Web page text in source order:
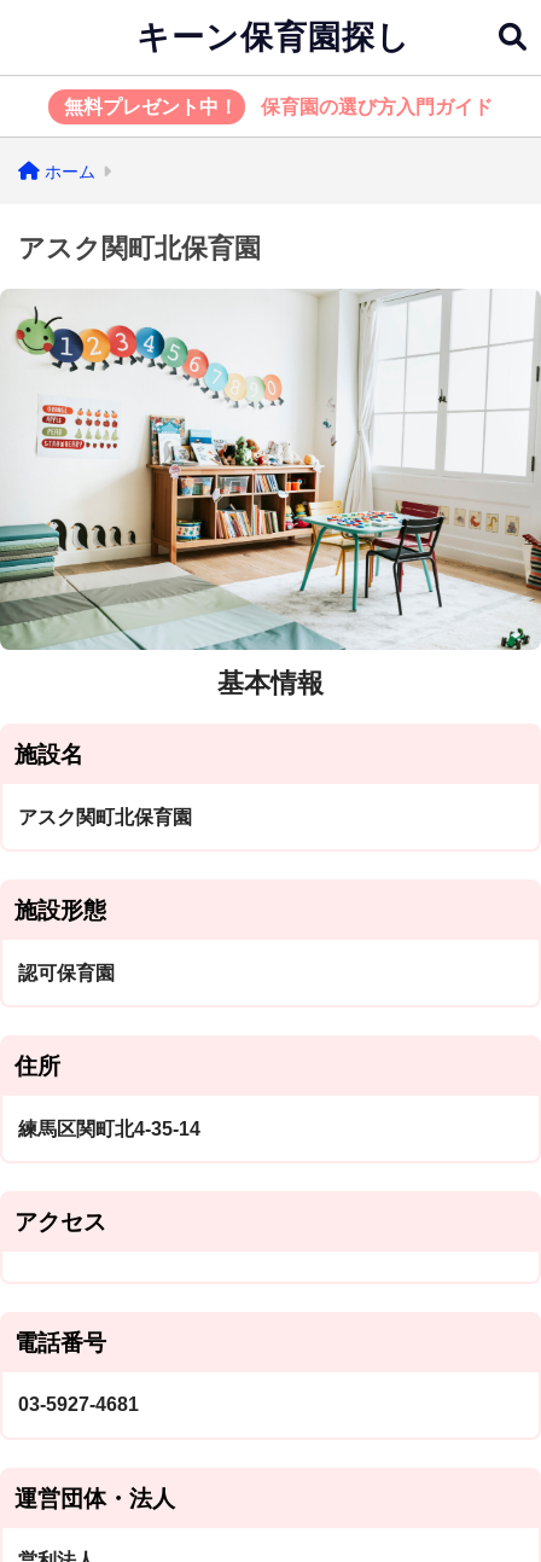
キーン保育園探し
無料プレゼント中！ 保育園の選び方入門ガイド
ホーム
アスク関町北保育園
基本情報
施設名
アスク関町北保育園
施設形態
認可保育園
住所
練馬区関町北4-35-14
アクセス
電話番号
03-5927-4681
運営団体・法人